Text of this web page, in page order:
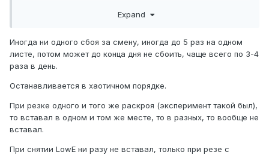
Expand
Иногда ни одного сбоя за смену, иногда до 5 раз на одном
листе, потом может до конца дня не сбоить, чаще всего по 3-4
раза в день.
Останавливается в хаотичном порядке.
При резке одного и того же раскроя (эксперимент такой был),
то вставал в одном и том же месте, то в разных, то вообще не
вставал.
При снятии LowE ни разу не вставал, только при резе с